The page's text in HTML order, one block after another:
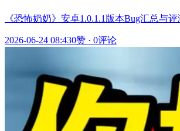
《恐怖奶奶》安卓1.0.1.1版本Bug汇总
2026-06-24 08:430赞 · 0评论